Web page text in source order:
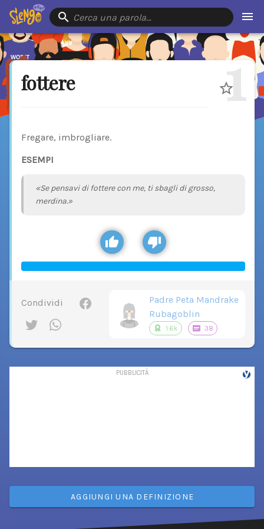
Cerca una parola…
fottere 1
Fregare, imbrogliare.
ESEMPI
«Se pensavi di fottere con me, ti sbagli di grosso,
merdina.»
Condividi
Padre Peta Mandrake
Rubagoblin
1.6k 38
AGGIUNGI UNA DEFINIZIONE